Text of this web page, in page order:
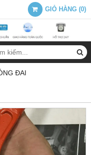
GIỎ HÀNG (0)
ĐAI